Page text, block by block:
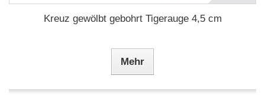
Kreuz gewölbt gebohrt Tigerauge 4,5 cm
Mehr